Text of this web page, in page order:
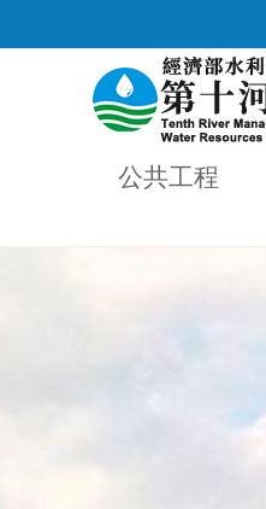
公共工程